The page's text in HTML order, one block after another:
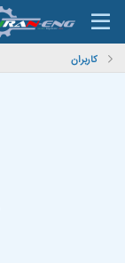
کاربران